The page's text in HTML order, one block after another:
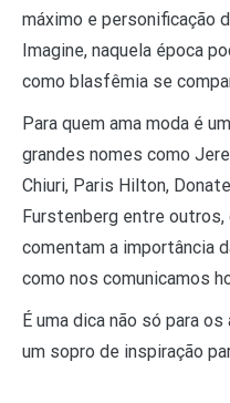
máximo e personificação
Imagine, naquela época
como blasfêmia se
Para quem ama moda é
grandes nomes como
Chiuri, Paris Hilton,
Furstenberg entre
comentam a importância
como nos comunicamos
É uma dica não só para
um sopro de inspiração